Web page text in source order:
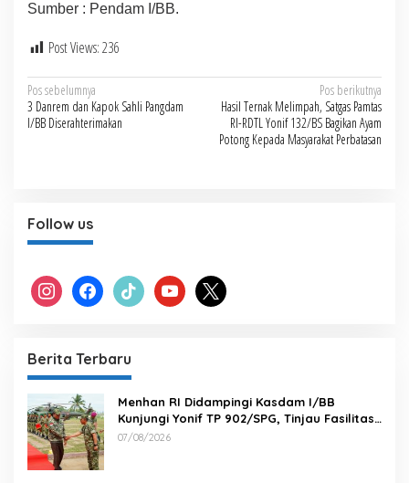
Sumber : Pendam I/BB.
Post Views:236
Navigasi
pos
Pos sebelumnya
3 Danrem dan Kapok Sahli Pangdam
I/BB Diserahterimakan
Pos berikutnya
Hasil Ternak Melimpah, Satgas Pamtas
RI-RDTL Yonif 132/BS Bagikan Ayam
Potong Kepada Masyarakat Perbatasan
Follow us
instagram facebook tiktok youtube x
Berita Terbaru
Menhan RI Didampingi Kasdam I/BB
Kunjungi Yonif TP 902/SPG, Tinjau Fasilitas
dan Beri Motivasi Prajurit
07/08/2026